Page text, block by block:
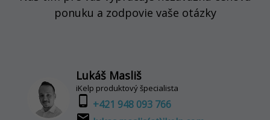
ponuku a zodpovie vaše otázky
Lukáš Masliš
iKelp produktový špecialista
phone_android +421 948 093 766